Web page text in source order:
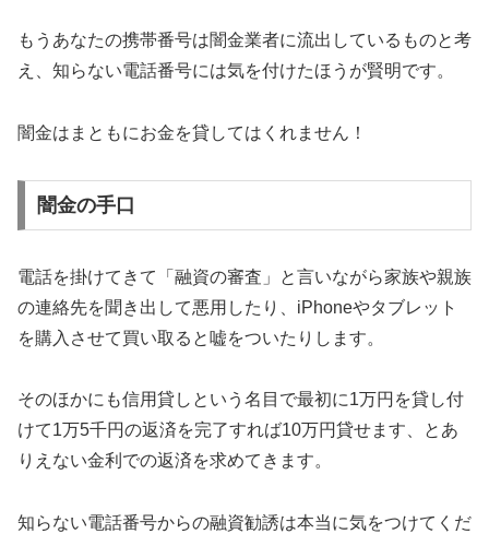
もうあなたの携帯番号は闇金業者に流出しているものと考
え、知らない電話番号には気を付けたほうが賢明です。
闇金はまともにお金を貸してはくれません！
闇金の手口
電話を掛けてきて「融資の審査」と言いながら家族や親族
の連絡先を聞き出して悪用したり、iPhoneやタブレット
を購入させて買い取ると嘘をついたりします。
そのほかにも信用貸しという名目で最初に1万円を貸し付
けて1万5千円の返済を完了すれば10万円貸せます、とあ
りえない金利での返済を求めてきます。
知らない電話番号からの融資勧誘は本当に気をつけてくだ